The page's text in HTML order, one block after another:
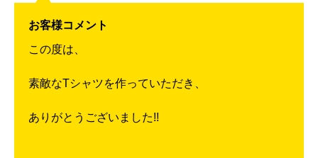
お客様コメント
この度は、
素敵なTシャツを作っていただき、
ありがとうございました!!